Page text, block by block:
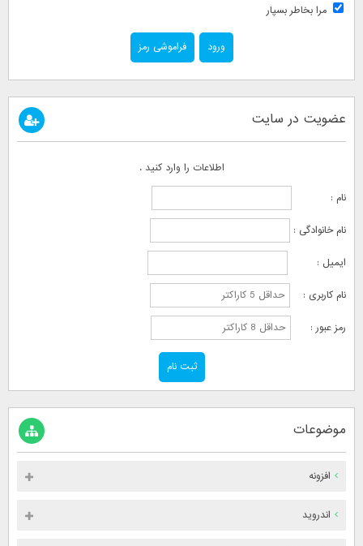
مرا بخاطر بسپار
فراموشی رمز
عضویت در سایت
اطلاعات را وارد کنید .
نام :
نام خانوادگی :
ایمیل :
نام کاربری :
رمز عبور :
موضوعات
افزونه
اندروید